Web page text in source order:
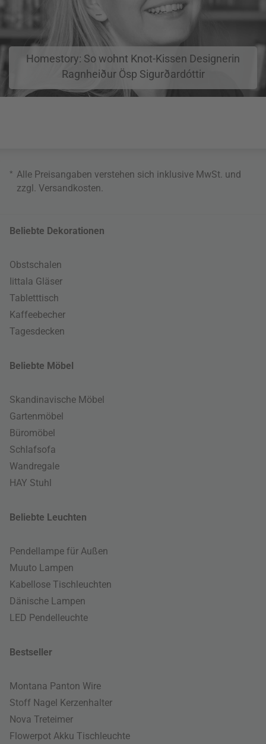
Homestory: So wohnt Knot-Kissen Designerin
Ragnheiður Ösp Sigurðardóttir
* Alle Preisangaben verstehen sich inklusive MwSt. und
zzgl. Versandkosten
Beliebte Dekorationen
Obstschalen
Iittala Gläser
Tabletttisch
Kaffeebecher
Tagesdecken
Beliebte Möbel
Skandinavische Möbel
Gartenmöbel
Büromöbel
Schlafsofa
Wandregale
HAY Stuhl
Beliebte Leuchten
Pendellampe für Außen
Muuto Lampen
Kabellose Tischleuchten
Dänische Lampen
LED Pendelleuchte
Bestseller
Montana Panton Wire
Stoff Nagel Kerzenhalter
Nova Treteimer
Flowerpot Akku Tischleuchte